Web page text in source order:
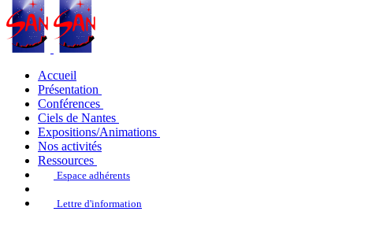
Accueil
Présentation
Conférences
Ciels de Nantes
Expositions/Animations
Nos activités
Ressources
Espace adhérents
Lettre d'information